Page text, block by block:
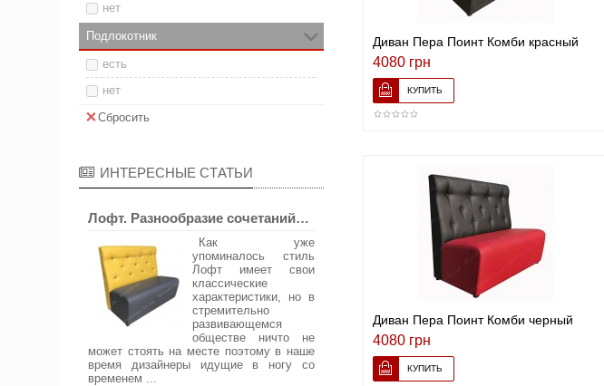
нет
Подлокотник
есть
нет
Сбросить
ИНТЕРЕСНЫЕ СТАТЬИ
Лофт. Разнообразие сочетаний…
Как уже
упоминалось стиль
Лофт имеет свои
классические
характеристики, но в
стремительно
развивающемся
обществе ничто не
может стоять на месте поэтому в наше
время дизайнеры идущие в ногу со
временем ...
Диван Пера Поинт Комби красный
4080 грн
Диван Пера Поинт Комби черный
4080 грн